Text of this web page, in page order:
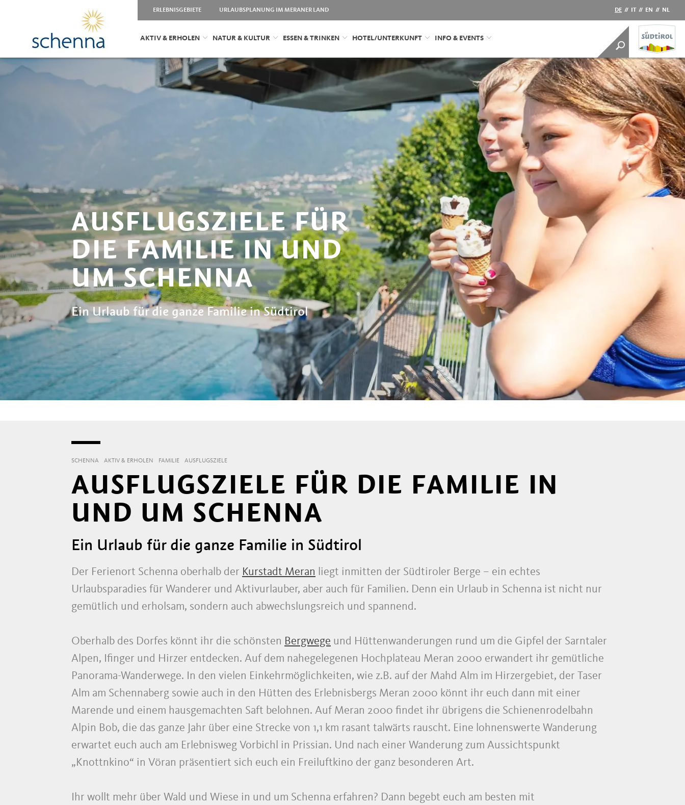
ERLEBNISGEBIETE URLAUBSPLANUNG IM MERANER LAND DE // IT // EN // NL
AKTIV & ERHOLEN NATUR & KULTUR ESSEN & TRINKEN HOTEL/UNTERKUNFT INFO & EVENTS
AUSFLUGSZIELE FÜR
DIE FAMILIE IN UND
UM SCHENNA
Ein Urlaub für die ganze Familie in Südtirol
SCHENNA AKTIV & ERHOLEN FAMILIE AUSFLUGSZIELE
AUSFLUGSZIELE FÜR DIE FAMILIE IN
UND UM SCHENNA
Ein Urlaub für die ganze Familie in Südtirol
Der Ferienort Schenna oberhalb der Kurstadt Meran liegt inmitten der Südtiroler Berge – ein echtes
Urlaubsparadies für Wanderer und Aktivurlauber, aber auch für Familien. Denn ein Urlaub in Schenna ist nicht nur
gemütlich und erholsam, sondern auch abwechslungsreich und spannend.
Oberhalb des Dorfes könnt ihr die schönsten Bergwege und Hüttenwanderungen rund um die Gipfel der Sarntaler
Alpen, Ifinger und Hirzer entdecken. Auf dem nahegelegenen Hochplateau Meran 2000 erwandert ihr gemütliche
Panorama-Wanderwege. In den vielen Einkehrmöglichkeiten, wie z.B. auf der Mahd Alm im Hirzergebiet, der Taser
Alm am Schennaberg sowie auch in den Hütten des Erlebnisbergs Meran 2000 könnt ihr euch dann mit einer
Marende und einem hausgemachten Saft belohnen. Auf Meran 2000 findet ihr übrigens die Schienenrodelbahn
Alpin Bob, die das ganze Jahr über eine Strecke von 1,1 km rasant talwärts rauscht. Eine lohnenswerte Wanderung
erwartet euch auch am Erlebnisweg Vorbichl in Prissian. Und nach einer Wanderung zum Aussichtspunkt
„Knottnkino“ in Vöran präsentiert sich euch ein Freiluftkino der ganz besonderen Art.
Ihr wollt mehr über Wald und Wiese in und um Schenna erfahren? Dann begebt euch am besten mit